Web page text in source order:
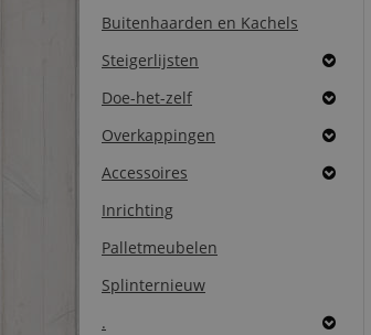
Buitenhaarden en Kachels
Steigerlijsten
Doe-het-zelf
Overkappingen
Accessoires
Inrichting
Palletmeubelen
Splinternieuw
.